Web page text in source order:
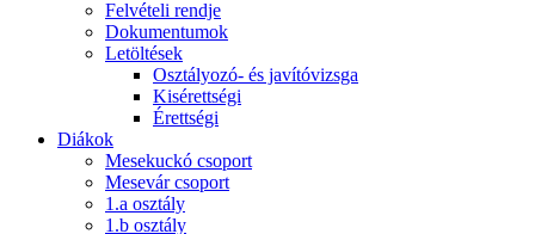
Felvételi rendje
Dokumentumok
Letöltések
Osztályozó- és javítóvizsga
Kisérettségi
Érettségi
Diákok
Mesekuckó csoport
Mesevár csoport
1.a osztály
1.b osztály